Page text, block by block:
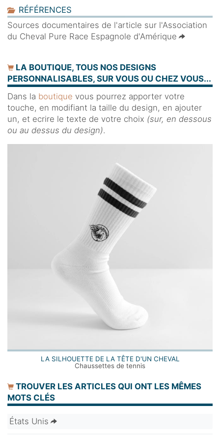
RÉFÉRENCES
Sources documentaires de l'article sur l'Association
du Cheval Pure Race Espagnole d'Amérique
LA BOUTIQUE, TOUS NOS DESIGNS
PERSONNALISABLES, SUR VOUS OU CHEZ VOUS...
Dans la boutique vous pourrez apporter votre
touche, en modifiant la taille du design, en ajouter
un, et ecrire le texte de votre choix (sur, en dessous
ou au dessus du design).
LA SILHOUETTE DE LA TÊTE D'UN CHEVAL
Chaussettes de tennis
TROUVER LES ARTICLES QUI ONT LES MÊMES
MOTS CLÉS
États Unis